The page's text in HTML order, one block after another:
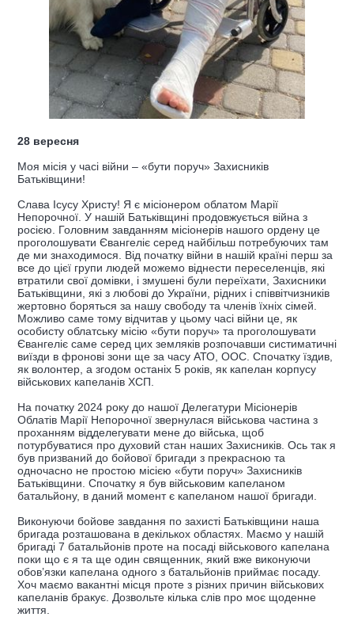
28 вересня
Моя місія у часі війни – «бути поруч» Захисників
Батьківщини!
Слава Ісусу Христу! Я є місіонером облатом Марії
Непорочної. У нашій Батьківщині продовжується війна з
росією. Головним завданням місіонерів нашого ордену це
проголошувати Євангеліє серед найбільш потребуючих там
де ми знаходимося. Від початку війни в нашій країні перш за
все до цієї групи людей можемо віднести переселенців, які
втратили свої домівки, і змушені були переїхати, Захисники
Батьківщини, які з любові до України, рідних і співвітчизників
жертовно боряться за нашу свободу та членів їхніх сімей.
Можливо саме тому відчитав у цьому часі війни це, як
особисту облатську місію «бути поруч» та проголошувати
Євангеліє саме серед цих земляків розпочавши систиматичні
виїзди в фронові зони ще за часу АТО, ООС. Спочатку їздив,
як волонтер, а згодом останіх 5 років, як капелан корпусу
військових капеланів ХСП.
На початку 2024 року до нашої Делегатури Місіонерів
Облатів Марії Непорочної звернулася військова частина з
проханням відделегувати мене до війська, щоб
потурбуватися про духовий стан наших Захисників. Ось так я
був призваний до бойової бригади з прекрасною та
одночасно не простою місією «бути поруч» Захисників
Батьківщини. Спочатку я був військовим капеланом
батальйону, в даний момент є капеланом нашої бригади.
Виконуючи бойове завдання по захисті Батьківщини наша
бригада розташована в декількох областях. Маємо у нашій
бригаді 7 батальйонів проте на посаді військового капелана
поки що є я та ще один священник, який вже виконуючи
обов’язки капелана одного з батальйонів приймає посаду.
Хоч маємо вакантні місця проте з різних причин військових
капеланів бракує. Дозвольте кілька слів про моє щоденне
життя.